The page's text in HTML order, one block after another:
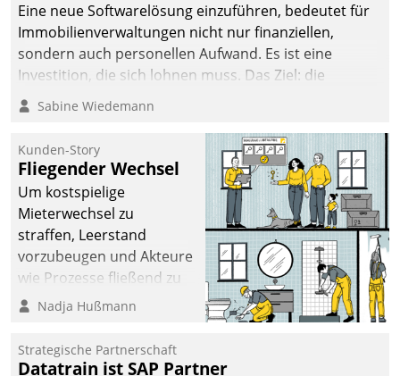
Eine neue Softwarelösung einzuführen, bedeutet für
Immobilienverwaltungen nicht nur finanziellen,
sondern auch personellen Aufwand. Es ist eine
Investition, die sich lohnen muss. Das Ziel: die
nachhaltige Optimierung der Geschäftsabläufe. Damit
dieses Ziel erreicht wird, sollten einige Grundregeln
Sabine Wiedemann
Kunden-Story
Fliegender Wechsel
Um kostspielige
Mieterwechsel zu
straffen, Leerstand
vorzubeugen und Akteure
wie Prozesse fließend zu
vernetzen, nutzt die
Jahresbeginn eine
Überblick, Einsicht und
Nadja Hußmann
Strategische Partnerschaft
Datatrain ist SAP Partner